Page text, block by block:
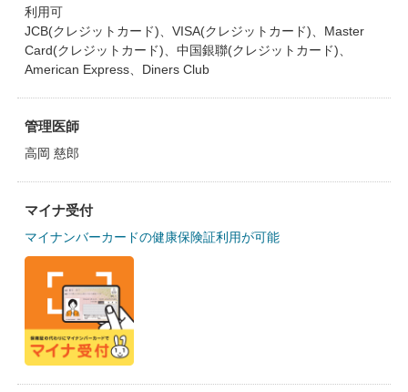
利用可
JCB(クレジットカード)、VISA(クレジットカード)、Master
Card(クレジットカード)、中国銀聯(クレジットカード)、
American Express、Diners Club
管理医師
高岡 慈郎
マイナ受付
マイナンバーカードの健康保険証利用が可能